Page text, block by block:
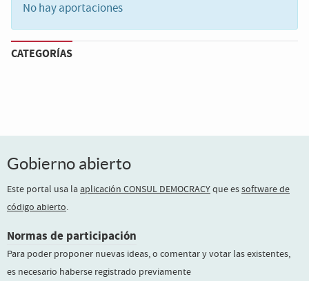
No hay aportaciones
CATEGORÍAS
Gobierno abierto
Este portal usa la aplicación CONSUL DEMOCRACYque essoftware de
código abierto.
Normas de participación
Para poder proponer nuevas ideas, o comentar y votar las existentes,
es necesario haberse registrado previamente